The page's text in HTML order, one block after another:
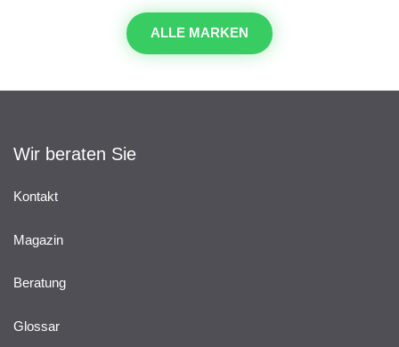
ALLE MARKEN
Wir beraten Sie
Kontakt
Magazin
Beratung
Glossar